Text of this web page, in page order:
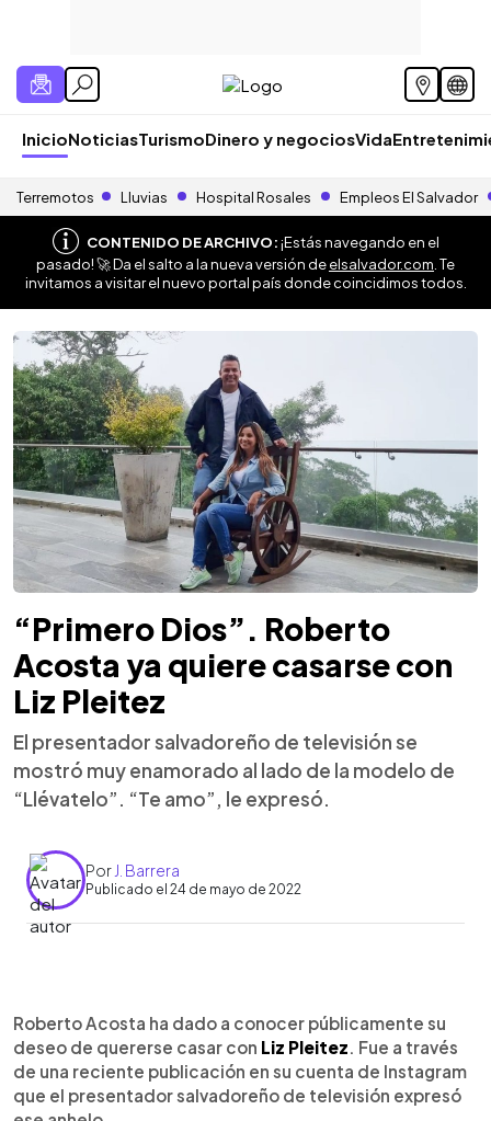
InicioNoticiasTurismoDinero y negociosVida
Terremotos Lluvias Hospital Rosales Empleos El Salvador
CONTENIDO DE ARCHIVO:¡Estás navegando en el
pasado! 🚀 Da el salto a la nueva versión deelsalvador.com . Te
invitamos a visitar el nuevo portal país donde coincidimos todos.
“Primero Dios”. Roberto
Acosta ya quiere casarse con
Liz Pleitez
El presentador salvadoreño de televisión se
mostró muy enamorado al lado de la modelo de
“Llévatelo”. “Te amo”, le expresó.
Por J. Barrera
Publicado el 24 de mayo de 2022
Escuchar artículo
Roberto Acosta ha dado a conocer públicamente su
deseo de quererse casar con Liz Pleitez . Fue a través
de una reciente publicación en su cuenta de Instagram
que el presentador salvadoreño de televisión expresó